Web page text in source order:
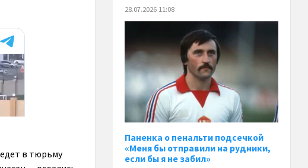
в тюрьму
28.07.2026 11:08
Паненка o пенальти подсечкой
«Меня бы отправили на рудники,
если бы я не забил»